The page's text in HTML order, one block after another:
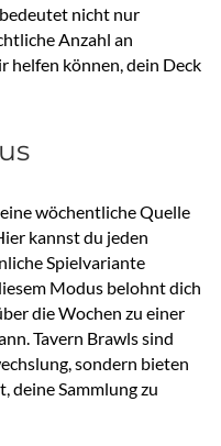
nicht nur
Anzahl an
helfen können, dein Deck
wöchentliche Quelle
kannst du jeden
Spielvariante
Modus belohnt dich
die Wochen zu einer
Tavern Brawls sind
sondern bieten
deine Sammlung zu